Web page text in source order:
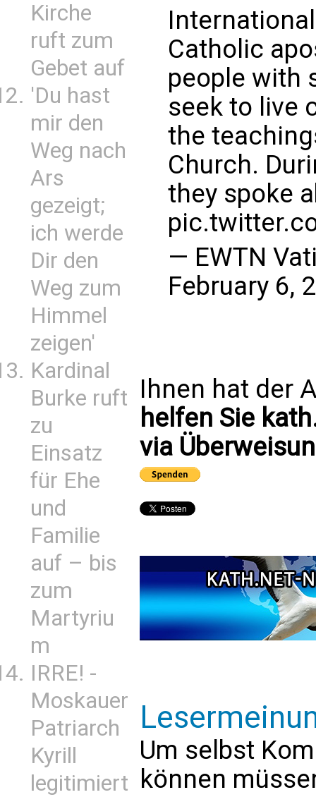
Kirche
ruft zum
Gebet auf
'Du hast
mir den
Weg nach
Ars
gezeigt;
ich werde
Dir den
Weg zum
Himmel
zeigen'
Kardinal
Burke ruft
zu
Einsatz
für Ehe
und
Familie
auf – bis
zum
Martyriu
m
IRRE! -
Moskauer
Patriarch
Kyrill
legitimiert
Catholic
people with
seek to live
the
Church.
they spoke
— EWTN
February 6,
Ihnen hat der
helfen Sie
via
Um selbst
können